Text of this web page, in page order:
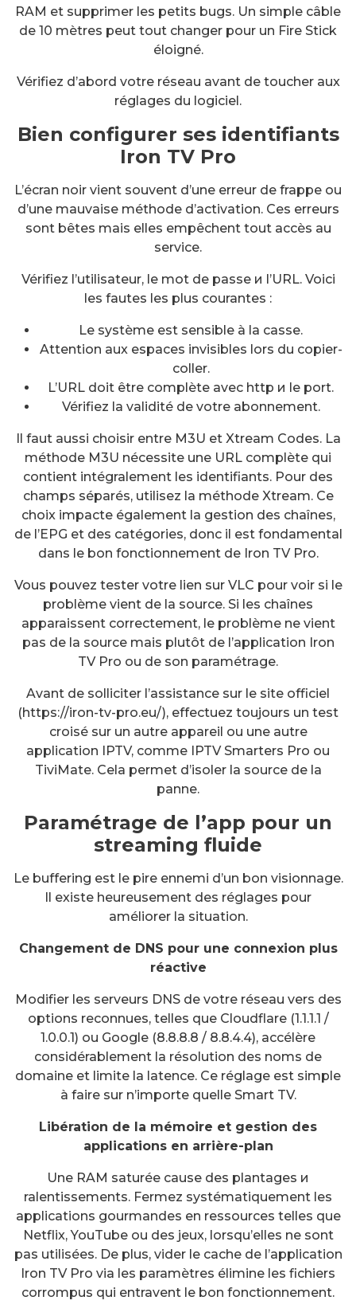
RAM et supprimer les petits bugs. Un simple câble
de 10 mètres peut tout changer pour un Fire Stick
éloigné.
Vérifiez d’abord votre réseau avant de toucher aux
réglages du logiciel.
Bien configurer ses identifiants
Iron TV Pro
L’écran noir vient souvent d’une erreur de frappe ou
d’une mauvaise méthode d’activation. Ces erreurs
sont bêtes mais elles empêchent tout accès au
service.
Vérifiez l’utilisateur, le mot de passe и l’URL. Voici
les fautes les plus courantes :
Le système est sensible à la casse.
Attention aux espaces invisibles lors du copier-
coller.
L’URL doit être complète avec http и le port.
Vérifiez la validité de votre abonnement.
Il faut aussi choisir entre M3U et Xtream Codes. La
méthode M3U nécessite une URL complète qui
contient intégralement les identifiants. Pour des
champs séparés, utilisez la méthode Xtream. Ce
choix impacte également la gestion des chaînes,
de l’EPG et des catégories, donc il est fondamental
dans le bon fonctionnement de Iron TV Pro.
Vous pouvez tester votre lien sur VLC pour voir si le
problème vient de la source. Si les chaînes
apparaissent correctement, le problème ne vient
pas de la source mais plutôt de l’application Iron
TV Pro ou de son paramétrage.
Avant de solliciter l’assistance sur le site officiel
(https://iron-tv-pro.eu/), effectuez toujours un test
croisé sur un autre appareil ou une autre
application IPTV, comme IPTV Smarters Pro ou
TiviMate. Cela permet d’isoler la source de la
panne.
Paramétrage de l’app pour un
streaming fluide
Le buffering est le pire ennemi d’un bon visionnage.
Il existe heureusement des réglages pour
améliorer la situation.
Changement de DNS pour une connexion plus
réactive
Modifier les serveurs DNS de votre réseau vers des
options reconnues, telles que Cloudflare (1.1.1.1 /
1.0.0.1) ou Google (8.8.8.8 / 8.8.4.4), accélère
considérablement la résolution des noms de
domaine et limite la latence. Ce réglage est simple
à faire sur n’importe quelle Smart TV.
Libération de la mémoire et gestion des
applications en arrière-plan
Une RAM saturée cause des plantages и
ralentissements. Fermez systématiquement les
applications gourmandes en ressources telles que
Netflix, YouTube ou des jeux, lorsqu’elles ne sont
pas utilisées. De plus, vider le cache de l’application
Iron TV Pro via les paramètres élimine les fichiers
corrompus qui entravent le bon fonctionnement.